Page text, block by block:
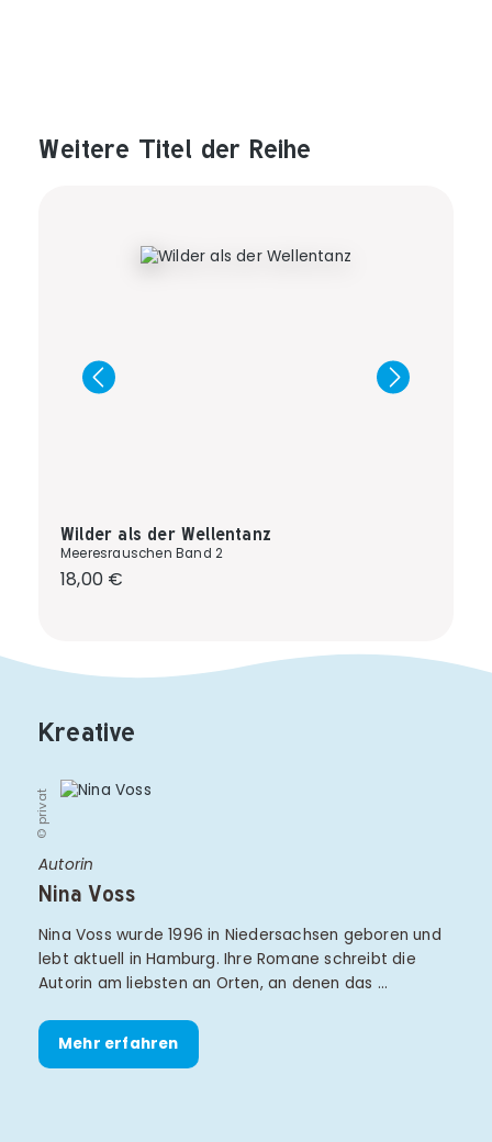
Produktgalerie überspringen
Weitere Titel der Reihe
Wilder als der Wellentanz
Meeresrauschen Band 2
Regulärer Preis:
18,00 €
Kreative
© privat
Autorin
Nina Voss
Nina Voss wurde 1996 in Niedersachsen geboren und
lebt aktuell in Hamburg. Ihre Romane schreibt die
Autorin am liebsten an Orten, an denen das …
Mehr erfahren